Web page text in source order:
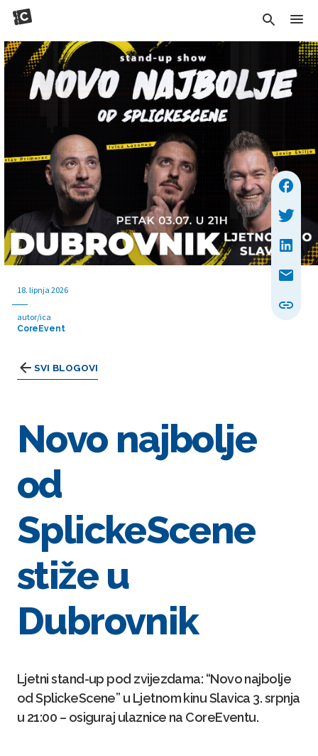
SVI BLOGOVI
18. lipnja 2026
autor/ica
CoreEvent
Novo najbolje
od
SplickeScene
stiže u
Dubrovnik
Ljetni stand-up pod zvijezdama: “Novo najbolje
od SplickeScene” u Ljetnom kinu Slavica 3. srpnja
u 21:00 – osiguraj ulaznice na CoreEventu.